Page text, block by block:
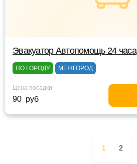
Эвакуатор Автопомощь 24 часа
ПО ГОРОДУ МЕЖГОРОД
Цена посадки
90 руб
1 2